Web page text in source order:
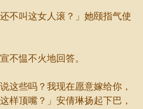
叫这女人滚？」她颐指气使
愠不火地回答。
些吗？我现在愿意嫁给你，
样顶嘴？」安倩琳扬起下巴，